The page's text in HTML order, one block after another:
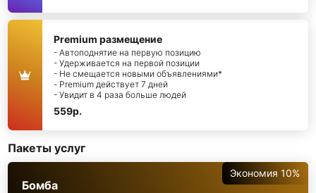
Premium размещение
- Автоподнятие на первую позицию
- Удерживается на первой позиции
- Не смещается новыми объявлениями*
- Premium действует 7 дней
- Увидит в 4 раза больше людей
559р.
Пакеты услуг
Экономия 10%
Бомба